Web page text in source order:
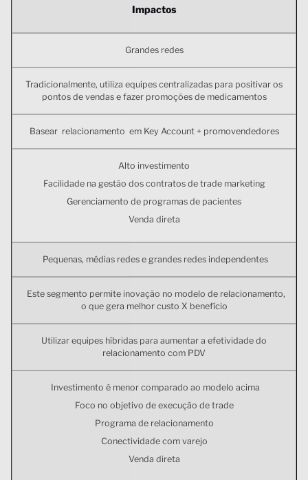
Impactos
Grandes redes
Tradicionalmente, utiliza equipes centralizadas para positivar os
pontos de vendas e fazer promoções de medicamentos
Basear relacionamento em Key Account + promovendedores
Alto investimento
Facilidade na gestão dos contratos de trade marketing
Gerenciamento de programas de pacientes
Venda direta
Pequenas, médias redes e grandes redes independentes
Este segmento permite inovação no modelo de relacionamento,
o que gera melhor custo X benefício
Utilizar equipes híbridas para aumentar a efetividade do
relacionamento com PDV
Investimento é menor comparado ao modelo acima
Foco no objetivo de execução de trade
Programa de relacionamento
Conectividade com varejo
Venda direta